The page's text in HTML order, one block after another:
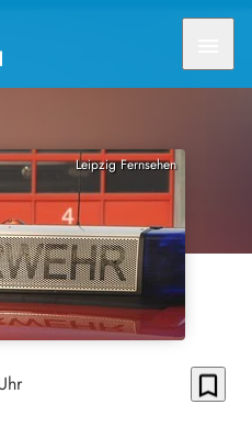
Leipzig Fernsehen
bookmark_border